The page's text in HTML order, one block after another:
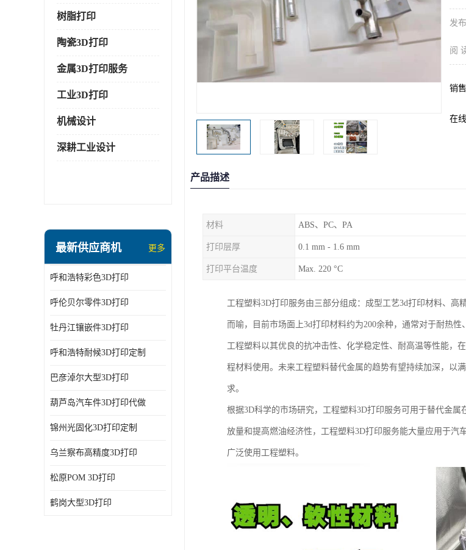
树脂打印
陶瓷3D打印
金属3D打印服务
工业3D打印
机械设计
深耕工业设计
最新供应商机 更多
呼和浩特彩色3D打印
呼伦贝尔零件3D打印
牡丹江镶嵌件3D打印
呼和浩特耐候3D打印定制
巴彦淖尔大型3D打印
葫芦岛汽车件3D打印代做
锦州光固化3D打印定制
乌兰察布高精度3D打印
松原POM 3D打印
鹤岗大型3D打印
发
阅
销
在线
产品描述
材料 ABS、PC、PA
打印层厚 0.1 mm - 1.6 mm
打印平台温度 Max. 220 °C
工程塑料3D打印服务由三部分组成：成型工艺3d打印材料、
而喻，目前市场面上3d打印材料约为200余种，通常对于耐热性
工程塑料以其优良的抗冲击性、化学稳定性、耐高温等性能，
程材料使用。未来工程塑料替代金属的趋势有望持续加深，以
求。
根据3D科学的市场研究，工程塑料3D打印服务可用于替代金
放量和提高燃油经济性，工程塑料3D打印服务能大量应用于
广泛使用工程塑料。